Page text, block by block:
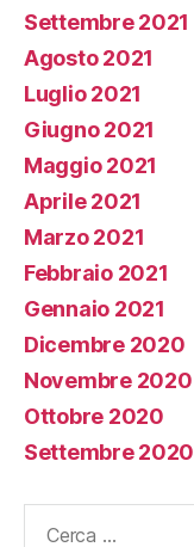
Settembre 2021
Agosto 2021
Luglio 2021
Giugno 2021
Maggio 2021
Aprile 2021
Marzo 2021
Febbraio 2021
Gennaio 2021
Dicembre 2020
Novembre 2020
Ottobre 2020
Settembre 2020